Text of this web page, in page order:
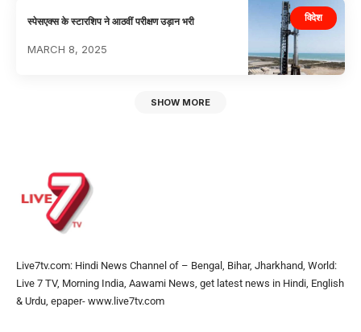
विदेश
स्पेसएक्स के स्टारशिप ने आठवीं परीक्षण उड़ान भरी
MARCH 8, 2025
SHOW MORE
Live7tv.com: Hindi News Channel of – Bengal, Bihar, Jharkhand, World:
Live 7 TV, Morning India, Aawami News, get latest news in Hindi, English
& Urdu, epaper- www.live7tv.com